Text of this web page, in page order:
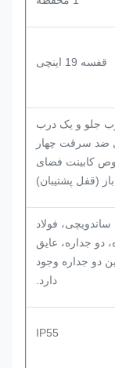
قفسه 19 اینچی
جلو و یک درب
ضد سرقت چهار
کابینت فضای
باز (قفل پشتیبان)
ساندویچی، فولاد
دو جداره، عایق
دو جداره وجود
دارد.
IP55